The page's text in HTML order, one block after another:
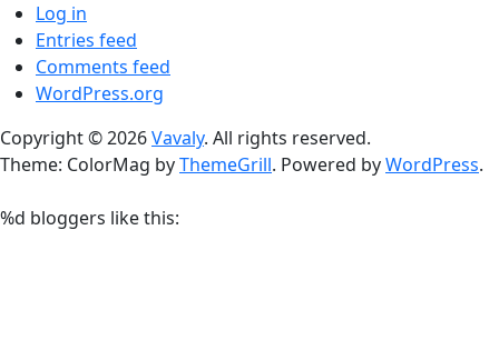
Log in
Entries feed
Comments feed
WordPress.org
Copyright © 2026Vavaly. All rights reserved.
Theme: ColorMag byThemeGrill. Powered byWordPress.
%d bloggers like this: